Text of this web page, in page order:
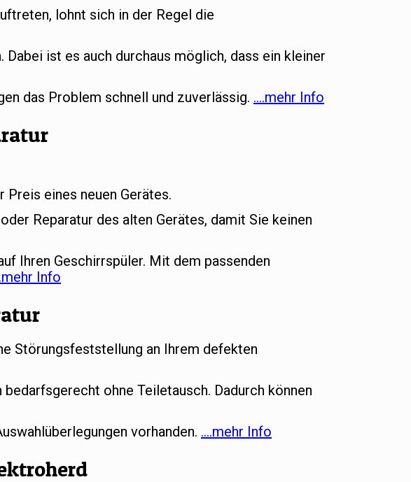
lohnt sich in der Regel die
ist es auch durchaus möglich, dass ein kleiner
das Problem schnell und zuverlässig. ….mehr Info
eines neuen Gerätes.
Reparatur des alten Gerätes, damit Sie keinen
Ihren Geschirrspüler. Mit dem passenden
Info
Störungsfeststellung an Ihrem defekten
ohne Teiletausch. Dadurch können
vorhanden. ….mehr Info